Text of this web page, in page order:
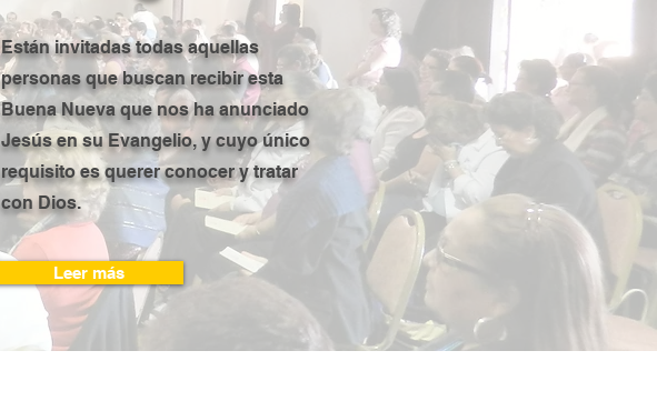
Están invitadas todas aquellas
personas que buscan recibir esta
Buena Nueva que nos ha anunciado
Jesús en su Evangelio, y cuyo único
requisito es querer conocer y tratar
con Dios.
Leer más